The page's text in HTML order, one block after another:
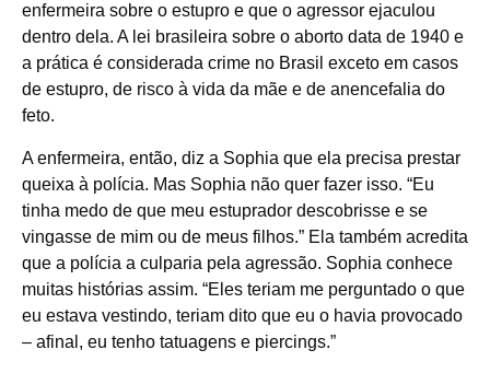
enfermeira sobre o estupro e que o agressor ejaculou
dentro dela. A lei brasileira sobre o aborto data de 1940 e
a prática é considerada crime no Brasil exceto em casos
de estupro, de risco à vida da mãe e de anencefalia do
feto.
A enfermeira, então, diz a Sophia que ela precisa prestar
queixa à polícia. Mas Sophia não quer fazer isso. “Eu
tinha medo de que meu estuprador descobrisse e se
vingasse de mim ou de meus filhos.” Ela também acredita
que a polícia a culparia pela agressão. Sophia conhece
muitas histórias assim. “Eles teriam me perguntado o que
eu estava vestindo, teriam dito que eu o havia provocado
– afinal, eu tenho tatuagens e piercings.”